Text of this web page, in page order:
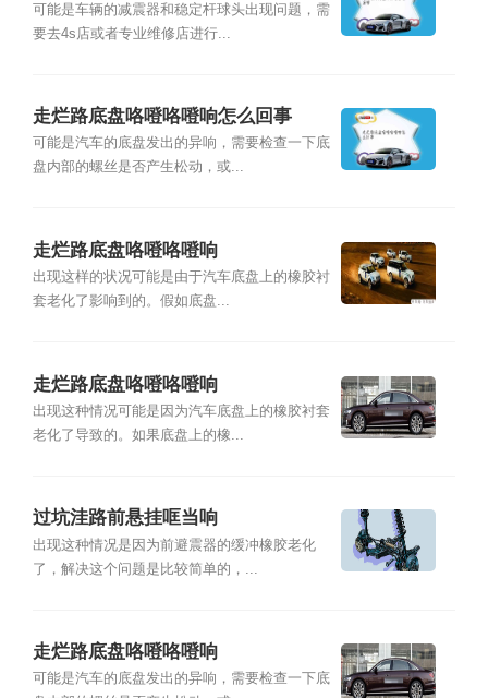
可能是车辆的减震器和稳定杆球头出现问题，需
要去4s店或者专业维修店进行...
走烂路底盘咯噔咯噔响怎么回事
可能是汽车的底盘发出的异响，需要检查一下底
盘内部的螺丝是否产生松动，或...
走烂路底盘咯噔咯噔响
出现这样的状况可能是由于汽车底盘上的橡胶衬
套老化了影响到的。假如底盘...
走烂路底盘咯噔咯噔响
出现这种情况可能是因为汽车底盘上的橡胶衬套
老化了导致的。如果底盘上的橡...
过坑洼路前悬挂哐当响
出现这种情况是因为前避震器的缓冲橡胶老化
了，解决这个问题是比较简单的，...
走烂路底盘咯噔咯噔响
可能是汽车的底盘发出的异响，需要检查一下底